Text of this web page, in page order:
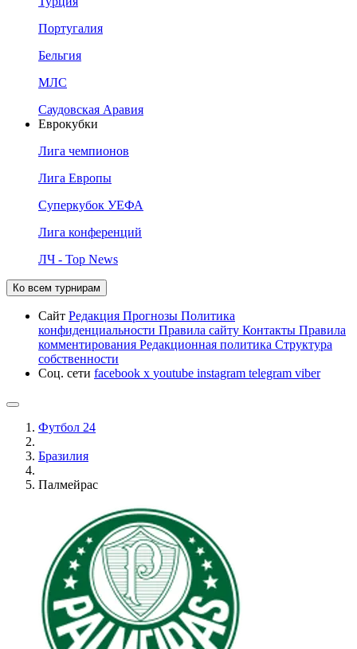
Португалия
Бельгия
МЛС
Саудовская Аравия
Еврокубки
Лига чемпионов
Лига Европы
Суперкубок УЕФА
Лига конференций
ЛЧ - Top News
Ко всем турнирам
Сайт Редакция Прогнозы Политика
конфиденциальности Правила сайту Контакты Правила
комментирования Редакционная политика Структура
собственности
Соц. сети facebook x youtube instagram telegram viber
Футбол 24
Бразилия
Палмейрас